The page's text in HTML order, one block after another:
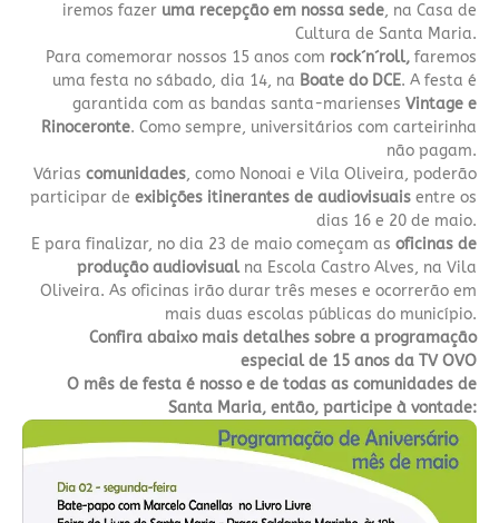
iremos fazer uma recepção em nossa sede, na Casa de
Cultura de Santa Maria.
Para comemorar nossos 15 anos com rock´n´roll, faremos
uma festa no sábado, dia 14, na Boate do DCE. A festa é
garantida com as bandas santa-marienses Vintage e
Rinoceronte. Como sempre, universitários com carteirinha
não pagam.
Várias comunidades, como Nonoai e Vila Oliveira, poderão
participar de exibições itinerantes de audiovisuais entre os
dias 16 e 20 de maio.
E para finalizar, no dia 23 de maio começam as oficinas de
produção audiovisualna Escola Castro Alves, na Vila
Oliveira. As oficinas irão durar três meses e ocorrerão em
mais duas escolas públicas do município.
Confira abaixo mais detalhes sobre a programação
especial de 15 anos da TV OVO
O mês de festa é nosso e de todas as comunidades de
Santa Maria, então, participe à vontade: